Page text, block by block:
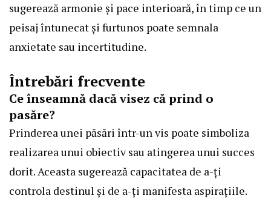
sugerează armonie și pace interioară, în timp ce un
peisaj întunecat și furtunos poate semnala
anxietate sau incertitudine.
Întrebări frecvente
Ce înseamnă dacă visez că prind o
pasăre?
Prinderea unei păsări într-un vis poate simboliza
realizarea unui obiectiv sau atingerea unui succes
dorit. Aceasta sugerează capacitatea de a-ți
controla destinul și de a-ți manifesta aspirațiile.